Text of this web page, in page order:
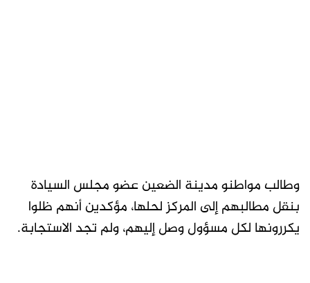
وطالب مواطنو مدينة الضعين عضو مجلس السيادة
بنقل مطالبهم إلى المركز لحلها، مؤكدين أنهم ظلوا
يكررونها لكل مسؤول وصل إليهم، ولم تجد الاستجابة.